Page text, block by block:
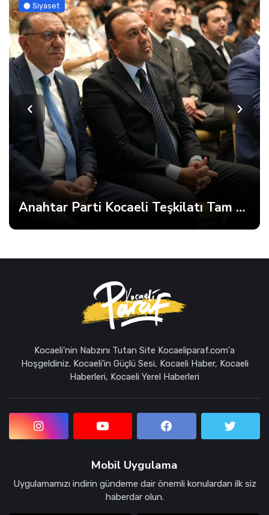
Siyaset
Anahtar Parti Kocaeli Teşkilatı Tam Kadro Toplandı
Kocaeli'nin Nabzını Tutan Site Kocaeliparaf.com'a
Hoşgeldiniz. Kocaeli'in Güçlü Sesi, Kocaeli Haber, Kocaeli
Haberleri, Kocaeli Yerel Haberleri
Mobil Uygulama
Uygulamamızı indirin gündeme dair önemli konulardan ilk siz
haberdar olun.